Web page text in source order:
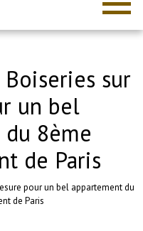
sur
un bel
8ème
de Paris
pour un bel appartement du
de Paris